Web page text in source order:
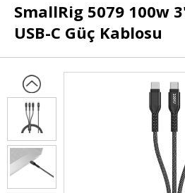
SmallRig 5079 100w
USB-C Güç Kablosu